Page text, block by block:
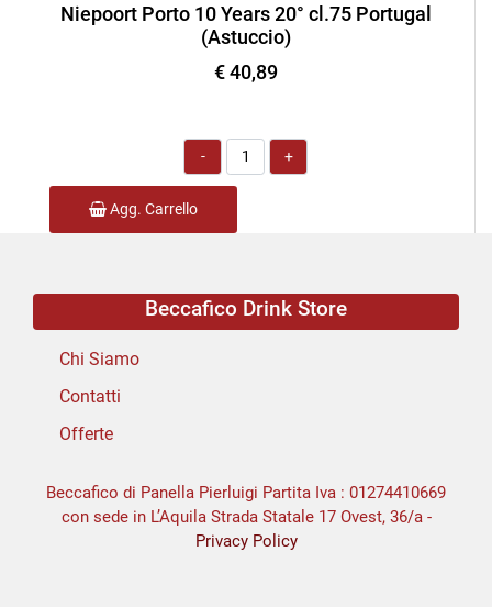
Niepoort Porto 10 Years 20° cl.75 Portugal
(Astuccio)
€ 40,89
Quantità
Agg. Carrello
Beccafico Drink Store
Chi Siamo
Contatti
Offerte
Beccafico di Panella Pierluigi Partita Iva : 01274410669
con sede in L’Aquila Strada Statale 17 Ovest, 36/a -
Privacy Policy